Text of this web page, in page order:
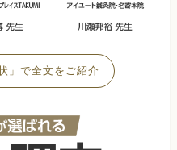
」で全文をご紹介